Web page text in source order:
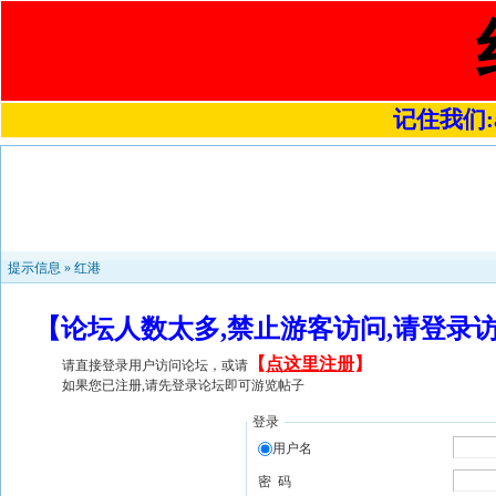
记住我们
提示信息 » 红港
【论坛人数太多,禁止游客访问,请登
请直接登录用户访问论坛，或请 【 点这里注册】
如果您已注册,请先登录论坛即可游览帖子
登录
用户名
密 码